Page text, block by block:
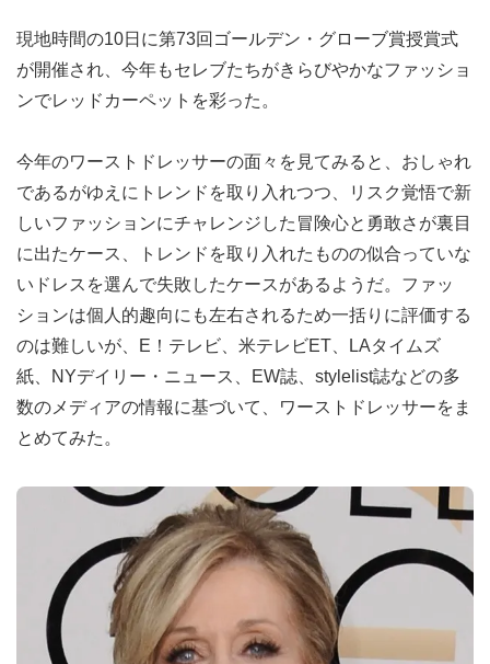
現地時間の10日に第73回ゴールデン・グローブ賞授賞式
が開催され、今年もセレブたちがきらびやかなファッショ
ンでレッドカーペットを彩った。
今年のワーストドレッサーの面々を見てみると、おしゃれ
であるがゆえにトレンドを取り入れつつ、リスク覚悟で新
しいファッションにチャレンジした冒険心と勇敢さが裏目
に出たケース、トレンドを取り入れたものの似合っていな
いドレスを選んで失敗したケースがあるようだ。ファッ
ションは個人的趣向にも左右されるため一括りに評価する
のは難しいが、E！テレビ、米テレビET、LAタイムズ
紙、NYデイリー・ニュース、EW誌、stylelist誌などの多
数のメディアの情報に基づいて、ワーストドレッサーをま
とめてみた。